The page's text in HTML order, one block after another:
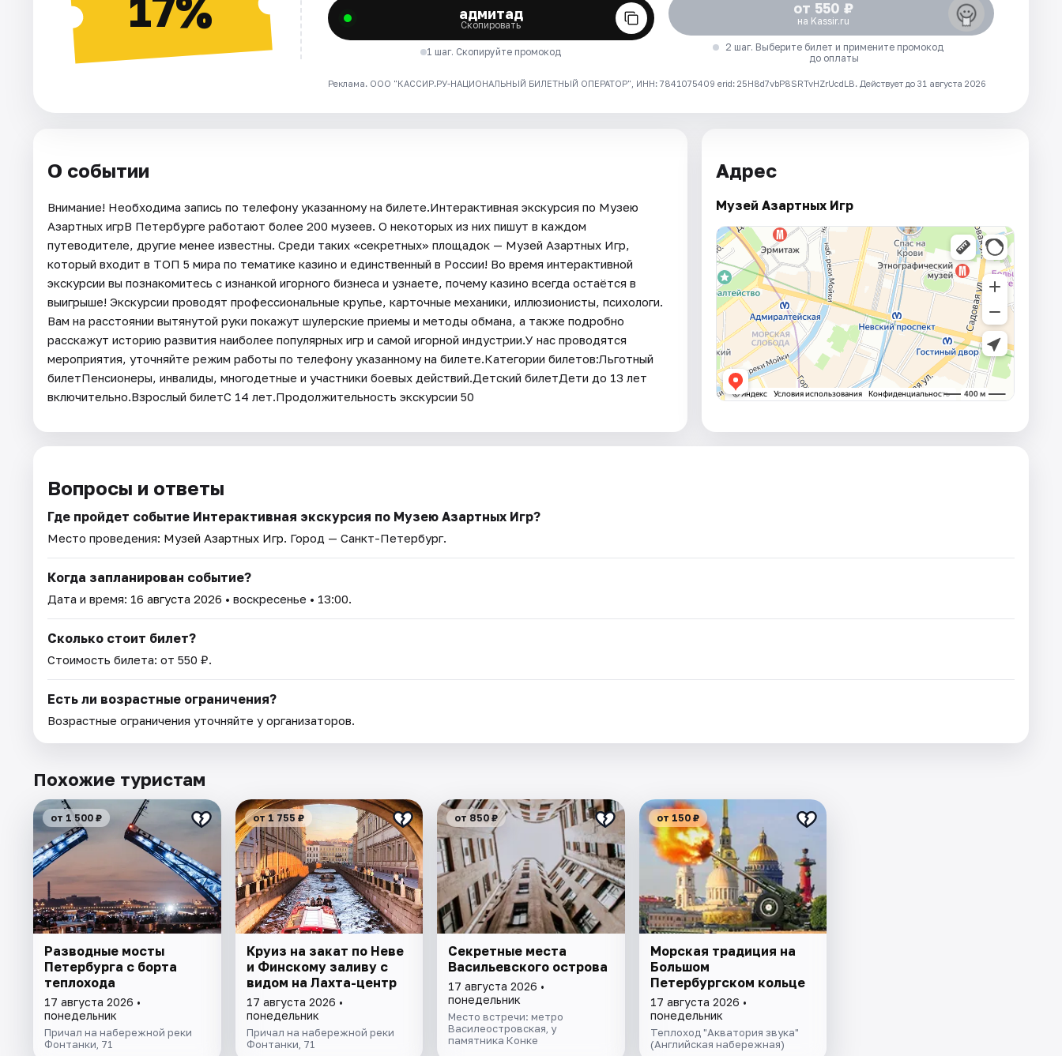
адмитад
Скопировать
1 шаг. Скопируйте промокод
от 550 ₽
на Kassir.ru
2 шаг. Выберите билет и примените промокод
до оплаты
Реклама. ООО "КАССИР.РУ-НАЦИОНАЛЬНЫЙ БИЛЕТНЫЙ ОПЕРАТОР", ИНН: 7841075409 erid: 25H8d7vbP8SRTvHZrUcdLB. Действует до 31 августа 2026
О событии
Внимание! Необходима запись по телефону указанному на билете.Интерактивная экскурсия по Музею
Азартных игрВ Петербурге работают более 200 музеев. О некоторых из них пишут в каждом
путеводителе, другие менее известны. Среди таких «секретных» площадок — Музей Азартных Игр,
который входит в ТОП 5 мира по тематике казино и единственный в России! Во время интерактивной
экскурсии вы познакомитесь с изнанкой игорного бизнеса и узнаете, почему казино всегда остаётся в
выигрыше! Экскурсии проводят профессиональные крупье, карточные механики, иллюзионисты, психологи.
Вам на расстоянии вытянутой руки покажут шулерские приемы и методы обмана, а также подробно
расскажут историю развития наиболее популярных игр и самой игорной индустрии.У нас проводятся
мероприятия, уточняйте режим работы по телефону указанному на билете.Категории билетов:Льготный
билетПенсионеры, инвалиды, многодетные и участники боевых действий.Детский билетДети до 13 лет
включительно.Взрослый билетС 14 лет.Продолжительность экскурсии 50
Адрес
Музей Азартных Игр
Вопросы и ответы
Где пройдет событие Интерактивная экскурсия по Музею Азартных Игр?
Место проведения: Музей Азартных Игр. Город — Санкт-Петербург.
Когда запланирован событие?
Дата и время: 16 августа 2026 • воскресенье • 13:00.
Сколько стоит билет?
Стоимость билета: от 550 ₽.
Есть ли возрастные ограничения?
Возрастные ограничения уточняйте у организаторов.
Похожие туристам
от 1 500 ₽
Разводные мосты
Петербурга с борта
теплохода
17 августа 2026 •
понедельник
Причал на набережной реки
Фонтанки, 71
от 1 755 ₽
Круиз на закат по Неве
и Финскому заливу с
видом на Лахта-центр
17 августа 2026 •
понедельник
Причал на набережной реки
Фонтанки, 71
от 850 ₽
Секретные места
Васильевского острова
17 августа 2026 •
понедельник
Место встречи: метро
Василеостровская, у
памятника Конке
от 150 ₽
Морская традиция на
Большом
Петербургском кoльце
17 августа 2026 •
понедельник
Теплоход "Акватория звука"
(Английская набережная)